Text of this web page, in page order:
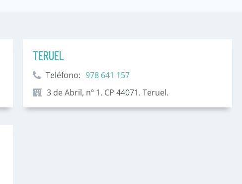
TERUEL
Teléfono: 978 641 157
3 de Abril, nº 1. CP 44071. Teruel.